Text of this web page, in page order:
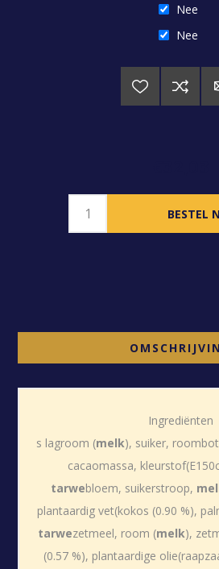
Nee
Nee
Ingrediënten
s lagroom (melk), suiker,
cacaomassa,
tarwebloem, suikerstroop,
plantaardig vet(kokos (0.90 %),
tarwezetmeel, room (melk),
(0.57 %), plantaardige